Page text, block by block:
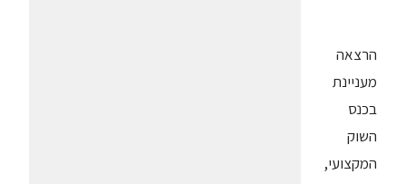
הרצאה
מעניינת
בכנס
השוק
המקצועי,